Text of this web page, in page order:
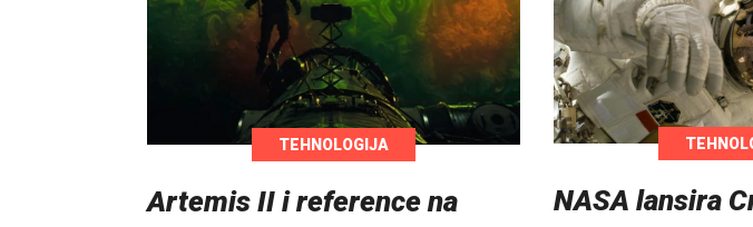
TEHNOLOGIJA
Artemis II i reference na
NASA lansira